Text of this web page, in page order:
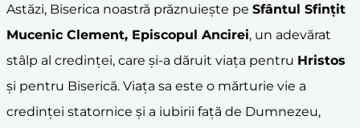
Astăzi, Biserica noastră prăznuiește pe Sfântul Sfințit
Mucenic Clement, Episcopul Ancirei, un adevărat
stâlp al credinței, care și-a dăruit viața pentru Hristos
și pentru Biserică. Viața sa este o mărturie vie a
credinței statornice și a iubirii față de Dumnezeu,